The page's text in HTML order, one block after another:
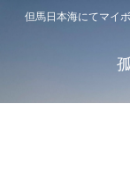
但馬日本海にてマイ